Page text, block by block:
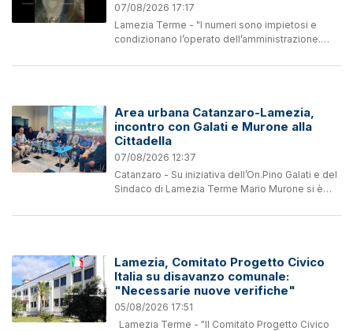
07/08/2026 17:17
Lamezia Terme - "I numeri sono impietosi e
condizionano l’operato dell’amministrazione.
che possono farsi, leggendo i documenti
Area urbana Catanzaro-Lamezia,
incontro con Galati e Murone alla
Cittadella
07/08/2026 12:37
Catanzaro - Su iniziativa dell’On.Pino Galati e del
Sindaco di Lamezia Terme Mario Murone si è
importante incontro alla presenza...
Lamezia, Comitato Progetto Civico
Italia su disavanzo comunale:
"Necessarie nuove verifiche"
05/08/2026 17:51
Lamezia Terme - "Il Comitato Progetto Civico